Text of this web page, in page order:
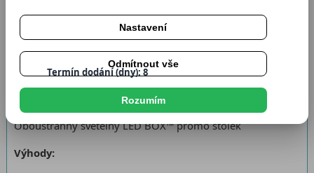
Katalogové číslo: LEDBOX-C
Termín dodání (dny): 8
Dostupnost:Skladem 174 ks
Oboustranný světelný LED BOX™ promo stolek
Výhody:
Nastavení
Odmítnout vše
Rozumím